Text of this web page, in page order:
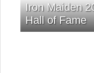
Iron Maiden
Hall of Fame